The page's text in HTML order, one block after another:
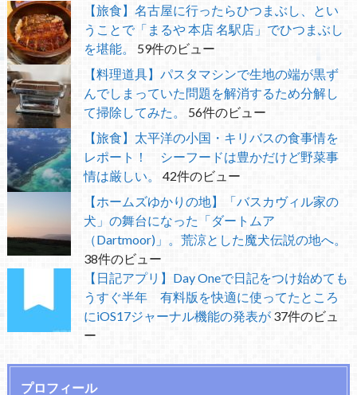
【旅食】名古屋に行ったらひつまぶし、とい
うことで「まるや 本店 名駅店」でひつまぶし
を堪能。
59件のビュー
【料理道具】パスタマシンで生地の端が黒ず
んでしまっていた問題を解消するため分解し
て掃除してみた。
56件のビュー
【旅食】太平洋の小国・キリバスの食事情を
レポート！ シーフードは豊かだけど野菜事
情は厳しい。
42件のビュー
【ホームズゆかりの地】「バスカヴィル家の
犬」の舞台になった「ダートムア
（Dartmoor)」。荒涼とした魔犬伝説の地へ。
38件のビュー
【日記アプリ】Day Oneで日記をつけ始めても
うすぐ半年 有料版を快適に使ってたところ
にiOS17ジャーナル機能の発表が 37件のビュ
ー
プロフィール